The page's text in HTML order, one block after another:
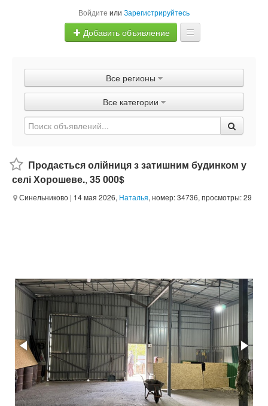
Войдите или Зарегистрируйтесь
Добавить объявление
Объявления
Быстрая продажа
Все регионы
Все категории
Продається олійниця з затишним будинком у
селі Хорошеве., 35 000$
Синельниково | 14 мая 2026, Наталья, номер: 34736, просмотры: 29